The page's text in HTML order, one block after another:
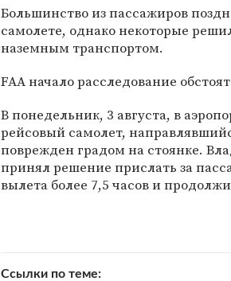
Большинство из пассажиров
самолете, однако некоторые
наземным транспортом.
FAA начало расследование
В понедельник, 3 августа, в
рейсовый самолет,
поврежден градом на стоянке.
принял решение прислать за
вылета более 7,5 часов и
Ссылки по теме